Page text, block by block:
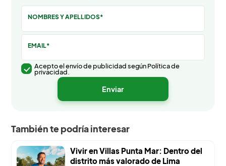
NOMBRES Y APELLIDOS*
EMAIL*
Acepto el envío de publicidad según Política de
privacidad.
También te podría interesar
Vivir en Villas Punta Mar: Dentro del
distrito más valorado de Lima